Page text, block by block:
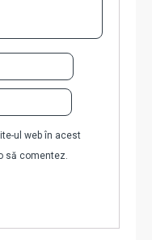
ul web în acest
să comentez.